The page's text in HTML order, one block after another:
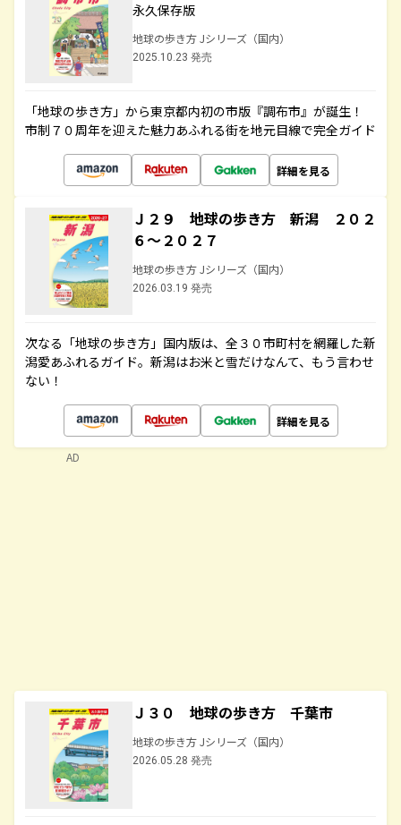
永久保存版
地球の歩き方 Jシリーズ（国内）
2025.10.23 発売
「地球の歩き方」から東京都内初の市版『調布市』が誕生！
市制７０周年を迎えた魅力あふれる街を地元目線で完全ガイド
詳細を見る
Ｊ２９ 地球の歩き方 新潟 ２０２
６～２０２７
地球の歩き方 Jシリーズ（国内）
2026.03.19 発売
次なる「地球の歩き方」国内版は、全３０市町村を網羅した新
潟愛あふれるガイド。新潟はお米と雪だけなんて、もう言わせ
ない！
詳細を見る
Ｊ３０ 地球の歩き方 千葉市
地球の歩き方 Jシリーズ（国内）
2026.05.28 発売
AD